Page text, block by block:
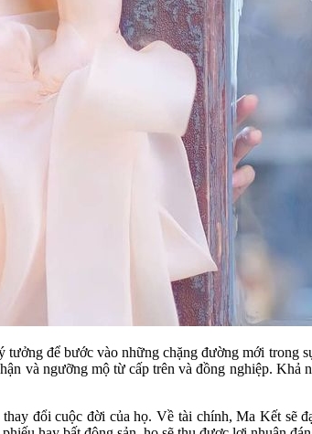
để bước vào những chặng đường mới
và ngưỡng mộ từ cấp trên và đồng nghiệp.
đổi cuộc đời của họ. Về tài chính, Ma Kết sẽ